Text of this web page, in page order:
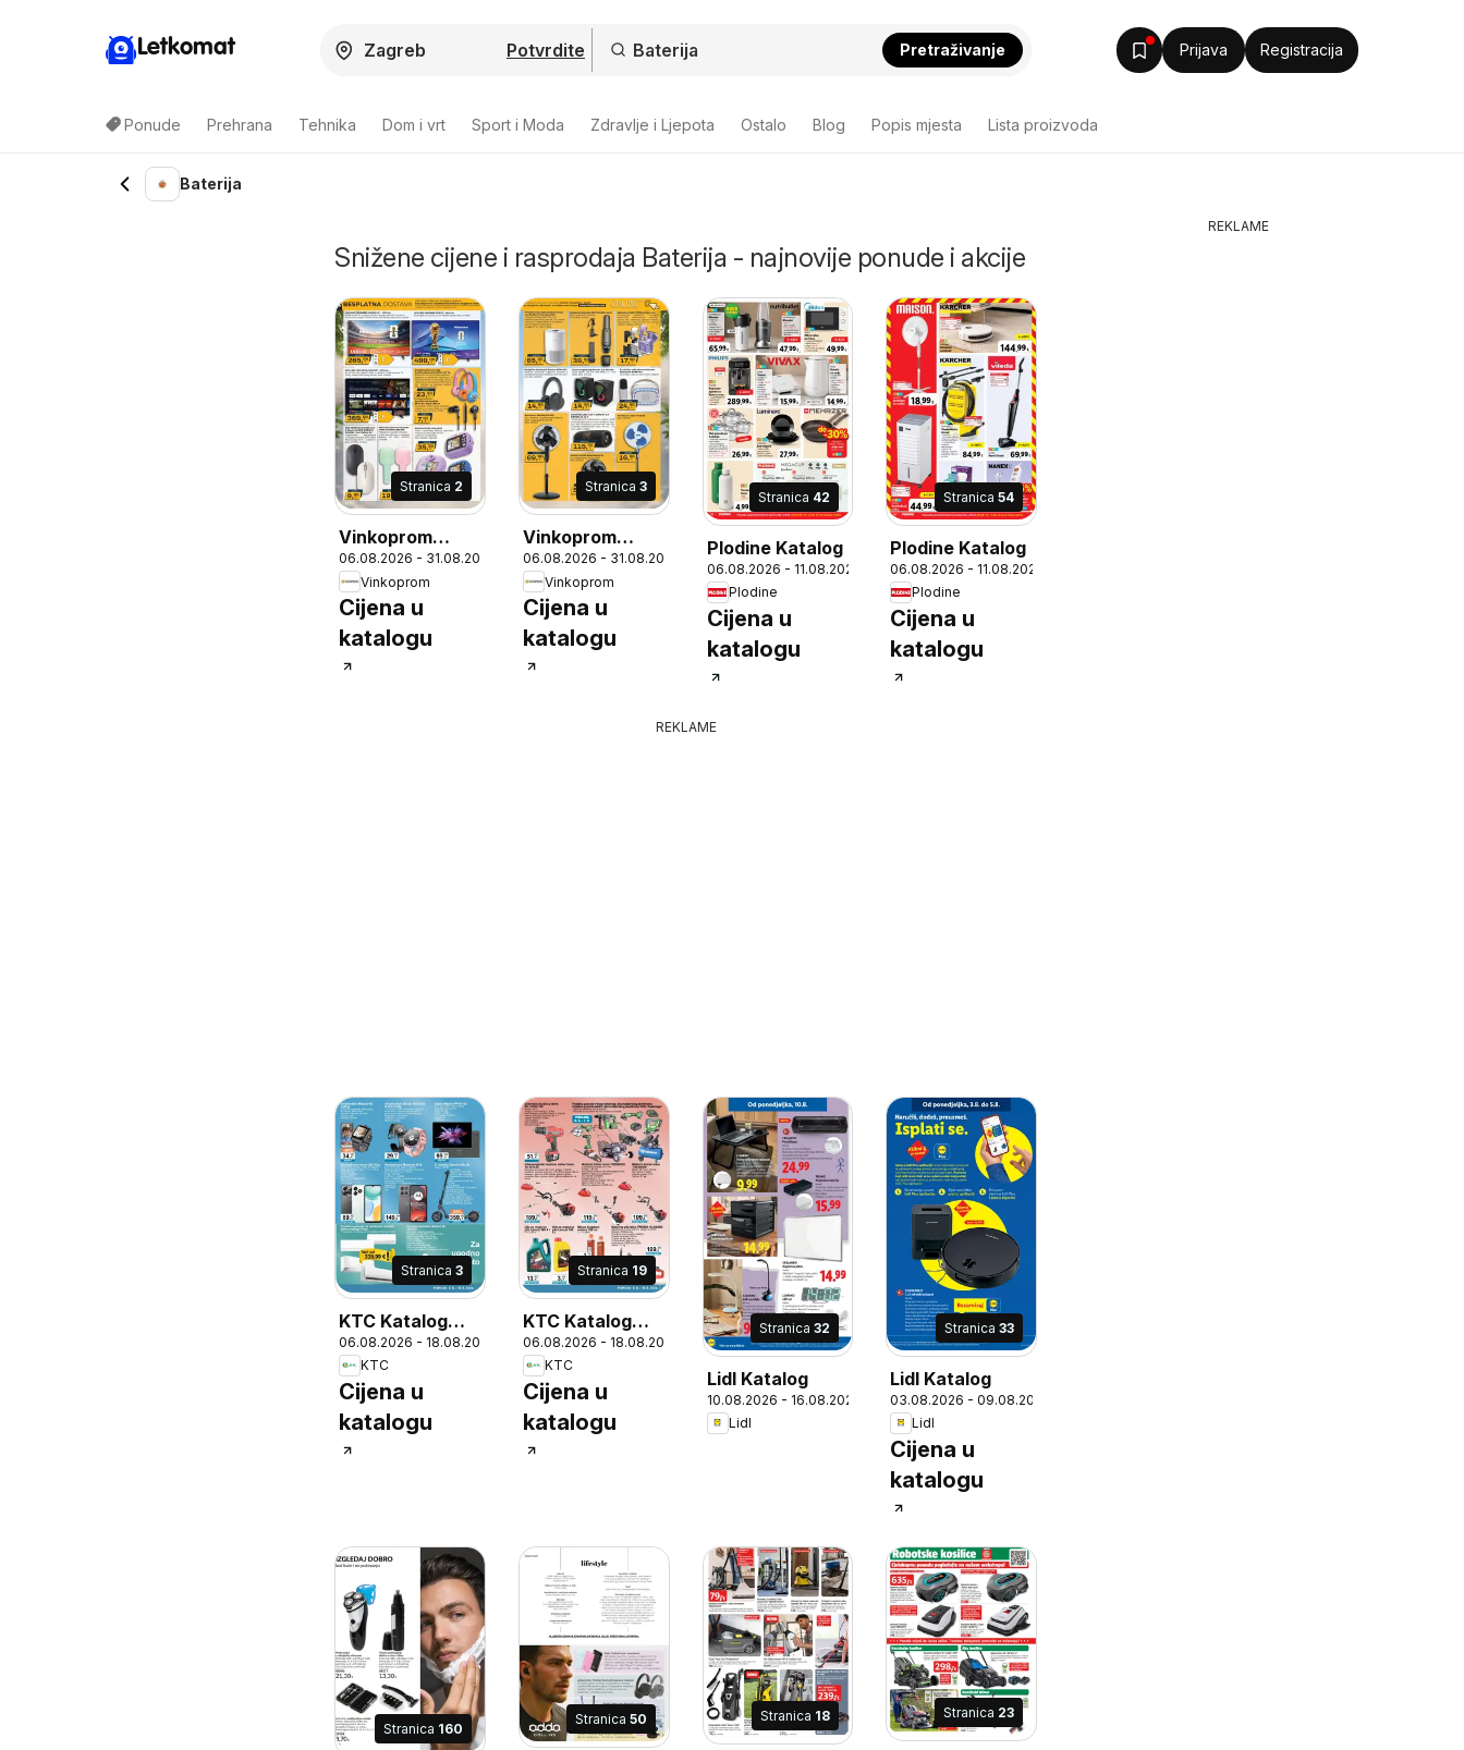
Letkomat Potvrdite Pretraživanje Prijava Registracija
Ponude Prehrana Tehnika Dom i vrt Sport i Moda Zdravlje i Ljepota Ostalo Blog Popis mjesta Lista proizvoda
Baterija
Snižene cijene i rasprodaja Baterija - najnovije ponude i akcije
Stranica 2
Vinkoprom
Katalog
06.08.2026 - 31.08.2026
Vinkoprom
Cijena u
katalogu
Stranica 3
Vinkoprom
Katalog
06.08.2026 - 31.08.2026
Vinkoprom
Cijena u
katalogu
Stranica 42
Plodine Katalog
06.08.2026 - 11.08.2026
Plodine
Cijena u
katalogu
Stranica 54
Plodine Katalog
06.08.2026 - 11.08.2026
Plodine
Cijena u
katalogu
REKLAME
Stranica 3
KTC Katalog
tehnike i
posuđa
06.08.2026 - 18.08.2026
KTC
Cijena u
katalogu
Stranica 19
KTC Katalog
tehnike i
posuđa
06.08.2026 - 18.08.2026
KTC
Cijena u
katalogu
Stranica32
Lidl Katalog
10.08.2026 - 16.08.2026
Lidl
Stranica 33
Lidl Katalog
03.08.2026 - 09.08.2026
Lidl
Cijena u
katalogu
Stranica 160
Stranica 50 Stranica 18 Stranica 23
REKLAME